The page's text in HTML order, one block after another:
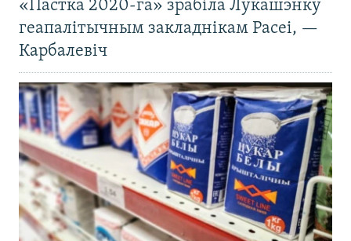
«Пастка 2020-га» зрабіла Лукашэнку
геапалітычным закладнікам Расеі, —
Карбалевіч